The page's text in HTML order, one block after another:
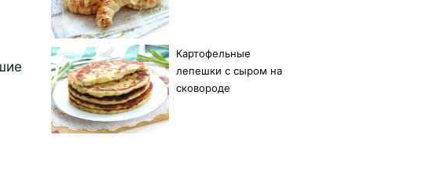
Картофельные
лепешки с сыром на
сковороде